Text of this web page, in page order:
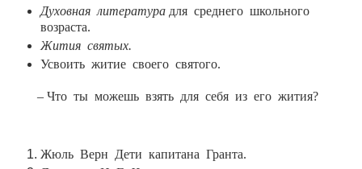
Духовная литература для среднего школьного
возраста.
Жития святых.
Усвоить житие своего святого.
– Что ты можешь взять для себя из его жития?
Жюль Верн Дети капитана Гранта.